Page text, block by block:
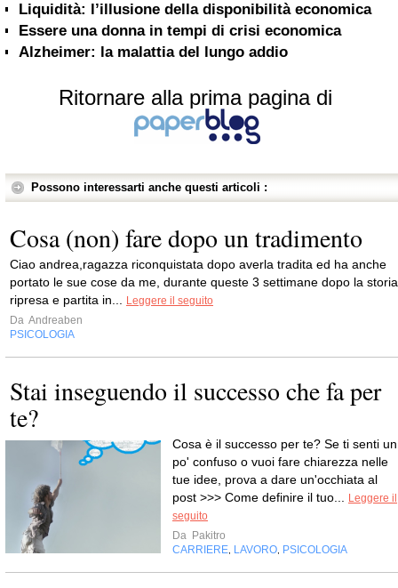
Liquidità: l’illusione della disponibilità economica
Essere una donna in tempi di crisi economica
Alzheimer: la malattia del lungo addio
Ritornare alla prima pagina di
Possono interessarti anche questi articoli :
Cosa (non) fare dopo un tradimento
Ciao andrea,ragazza riconquistata dopo averla tradita ed ha anche
portato le sue cose da me, durante queste 3 settimane dopo la storia
ripresa e partita in...
Leggere il seguito
Da Andreaben
PSICOLOGIA
Stai inseguendo il successo che fa per
te?
Cosa è il successo per te? Se ti senti un
po' confuso o vuoi fare chiarezza nelle
tue idee, prova a dare un'occhiata al
post >>> Come definire il tuo...
Leggere il
seguito
Da Pakitro
CARRIERE LAVORO PSICOLOGIA